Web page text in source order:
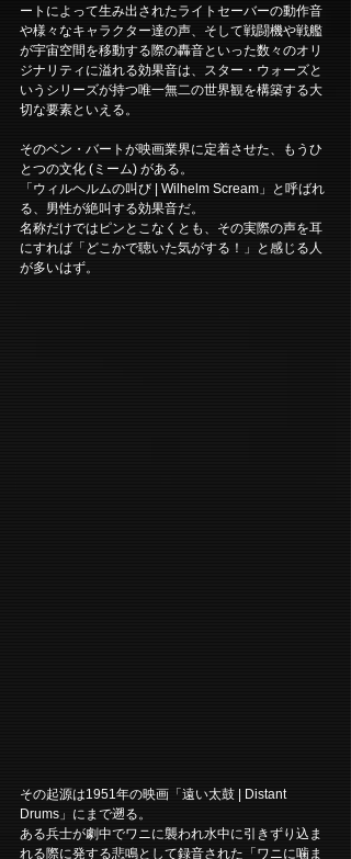
ートによって生み出されたライトセーバーの動作音
や様々なキャラクター達の声、そして戦闘機や戦艦
が宇宙空間を移動する際の轟音といった数々のオリ
ジナリティに溢れる効果音は、スター・ウォーズと
いうシリーズが持つ唯一無二の世界観を構築する大
切な要素といえる。
そのベン・バートが映画業界に定着させた、もうひ
とつの文化 (ミーム) がある。
「ウィルヘルムの叫び | Wilhelm Scream」と呼ばれ
る、男性が絶叫する効果音だ。
名称だけではピンとこなくとも、その実際の声を耳
にすれば「どこかで聴いた気がする！」と感じる人
が多いはず。
その起源は1951年の映画「遠い太鼓 | Distant
Drums」にまで遡る。
ある兵士が劇中でワニに襲われ水中に引きずり込ま
れる際に発する悲鳴として録音された「ワニに噛ま